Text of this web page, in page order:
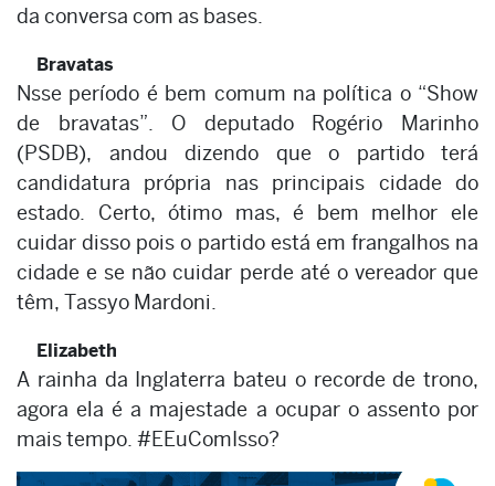
da conversa com as bases.
Bravatas
Nsse período é bem comum na política o “Show
de bravatas”. O deputado Rogério Marinho
(PSDB), andou dizendo que o partido terá
candidatura própria nas principais cidade do
estado. Certo, ótimo mas, é bem melhor ele
cuidar disso pois o partido está em frangalhos na
cidade e se não cuidar perde até o vereador que
têm, Tassyo Mardoni.
Elizabeth
A rainha da Inglaterra bateu o recorde de trono,
agora ela é a majestade a ocupar o assento por
mais tempo. #EEuComIsso?